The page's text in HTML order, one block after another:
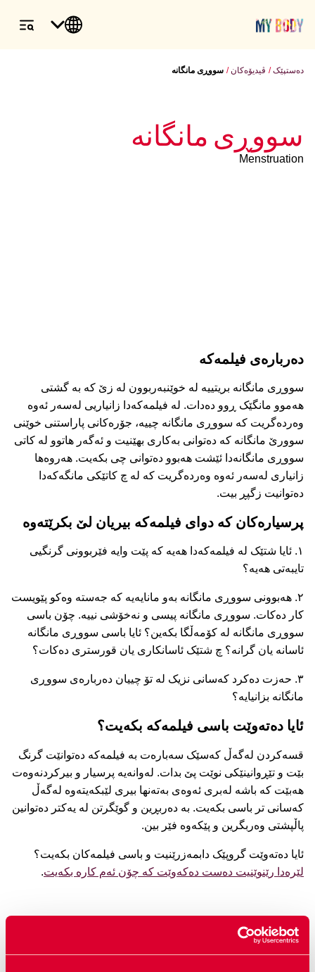
دەستپێک ڤیدیۆەکان سووڕی مانگانە
سووڕی مانگانە
Menstruation
دەربارەی فیلمەکە
سووڕی مانگانە بریتییە لە خوێنبەربوون لە زێ کە بە گشتی
هەموو مانگێک ڕوو دەدات. لە فیلمەکەدا زانیاریی لەسەر ئەوە
وەردەگریت کە سووڕی مانگانە چییە، جۆرەکانی پاراستنی خوێنی
سوورێ مانگانە کە دەتوانی بەکاری بهێنیت و ئەگەر هاتوو لە کاتی
سووڕی مانگانەدا ئێشت هەبوو دەتوانی چی بکەیت. هەروەها
زانیاری لەسەر ئەوە وەردەگریت کە لە چ کاتێکی مانگەکەدا
دەتوانیت زگپڕ بیت.
پرسیارەکان کە دوای فیلمەکە بیریان لێ بکرێتەوە
۱. ئایا شتێک لە فیلمەکەدا هەیە کە پێت وایە فێربوونی گرنگیی
تایبەتی هەیە؟
۲. هەبوونی سووڕی مانگانە بەو مانایەیە کە جەستە وەکو پێویست
کار دەکات. سووڕی مانگانە پیسی و نەخۆشی نییە. چۆن باسی
سووڕی مانگانە لە کۆمەڵگا بکەین؟ ئایا باسی سووڕی مانگانە
ئاسانە یان گرانە؟ چ شتێک ئاسانکاری یان قورستری دەکات؟
۳. حەزت دەکرد کەسانی نزیک لە تۆ چییان دەربارەی سووڕی
مانگانە بزانیایە؟
ئایا دەتەوێت باسی فیلمەکە بکەیت؟
قسەکردن لەگەڵ کەسێک سەبارەت بە فیلمەکە دەتوانێت گرنگ
بێت و تێڕوانینێکی نوێت پێ بدات. لەوانەیە پرسیار و بیرکردنەوەت
هەبێت کە باشە لەبری ئەوەی بەتەنها بیری لێبکەیتەوە لەگەڵ
کەسانی تر باسی بکەیت. بە دەربڕین و گوێگرتن لە یەکتر دەتوانین
پاڵپشتی وەربگرین و پێکەوە فێر بین.
ئایا دەتەوێت گروپێک دابمەزرێنیت و باسی فیلمەکان بکەیت؟
لێرەدا رێنوێنیت دەست دەکەوێت کە چۆن ئەم کارە بکەیت.
فیلمە پەیوەندیدارەکان